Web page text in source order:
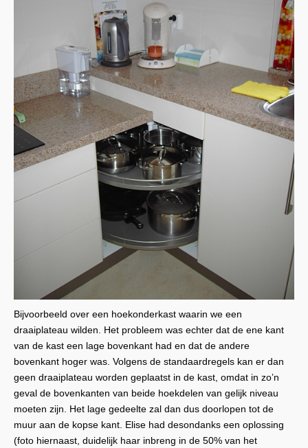
Bijvoorbeeld over een hoekonderkast waarin we een
draaiplateau wilden. Het probleem was echter dat de ene kant
van de kast een lage bovenkant had en dat de andere
bovenkant hoger was. Volgens de standaardregels kan er dan
geen draaiplateau worden geplaatst in de kast, omdat in zo’n
geval de bovenkanten van beide hoekdelen van gelijk niveau
moeten zijn. Het lage gedeelte zal dan dus doorlopen tot de
muur aan de kopse kant. Elise had desondanks een oplossing
(foto hiernaast, duidelijk haar inbreng in de 50% van het